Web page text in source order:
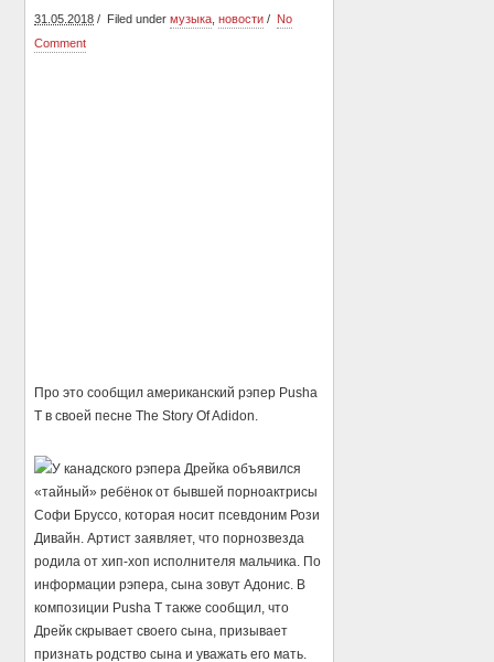
31.05.2018 Filed underмузыка ,новости
No
Comment
Про это сообщил американский рэпер Pusha
T в своей песне The Story Of Adidon.
У канадского рэпера Дрейка объявился
«тайный» ребёнок от бывшей порноактрисы
Софи Бруссо, которая носит псевдоним Рози
Дивайн. Артист заявляет, что порнозвезда
родила от хип-хоп исполнителя мальчика. По
информации рэпера, сына зовут Адонис. В
композиции Pusha T также сообщил, что
Дрейк скрывает своего сына, призывает
признать родство сына и уважать его мать.